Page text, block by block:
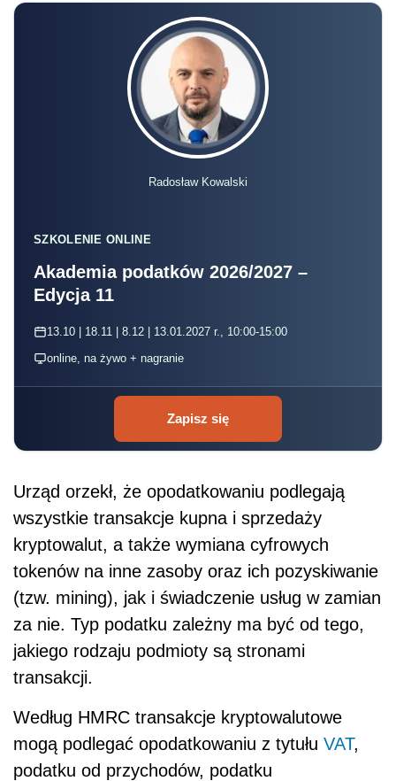
Radosław Kowalski
SZKOLENIE ONLINE
Akademia podatków 2026/2027 –
Edycja 11
13.10 | 18.11 | 8.12 | 13.01.2027 r., 10:00-15:00
online, na żywo + nagranie
Zapisz się
Urząd orzekł, że opodatkowaniu podlegają
wszystkie transakcje kupna i sprzedaży
kryptowalut, a także wymiana cyfrowych
tokenów na inne zasoby oraz ich pozyskiwanie
(tzw. mining), jak i świadczenie usług w zamian
za nie. Typ podatku zależny ma być od tego,
jakiego rodzaju podmioty są stronami
transakcji.
Według HMRC transakcje kryptowalutowe
mogą podlegać opodatkowaniu z tytułu VAT,
podatku od przychodów, podatku